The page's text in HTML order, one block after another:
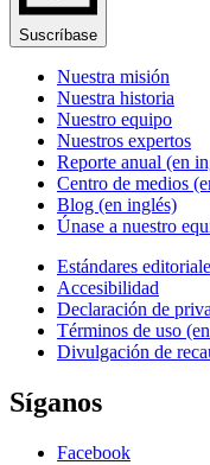
Suscríbase
Nuestra misión
Nuestra historia
Nuestro equipo
Nuestros expertos
Reporte anual (en
Centro de medios
Blog (en inglés)
Únase a nuestro
Estándares
Accesibilidad
Declaración de
Términos de uso
Divulgación de
Síganos
Facebook